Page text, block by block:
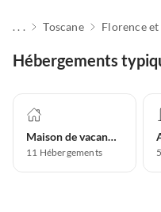
. . . Toscane Florence
Hébergements
Maison de vacances
11 Hébergements 5